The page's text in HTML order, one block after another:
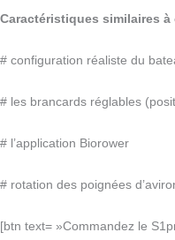
Caractéristiques similaires à
# configuration réaliste du
# les brancards réglables
# l’application Biorower
# rotation des poignées
[btn text= »Commandez le